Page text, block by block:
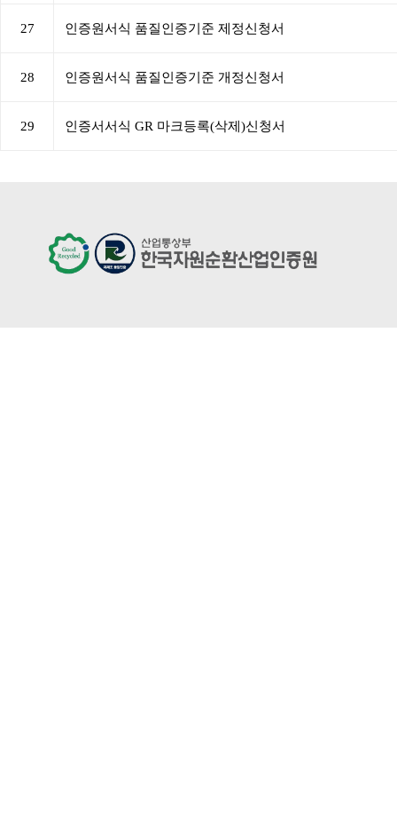
27 인증원서식 품질인증기준 제정신청서
28 인증원서식 품질인증기준 개정신청서
29 인증서서식 GR 마크등록(삭제)신청서